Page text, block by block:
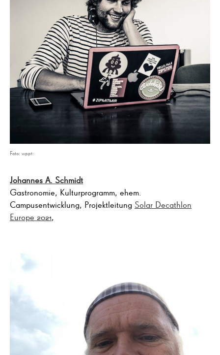
Foto: wppt:
Johannes A. Schmidt
Gastronomie, Kulturprogramm, ehem.
Campusentwicklung, Projektleitung Solar Decathlon
Europe 2021,